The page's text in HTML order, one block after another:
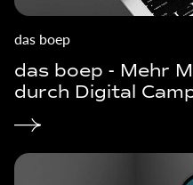
das boep
das boep - Mehr
durch Digital